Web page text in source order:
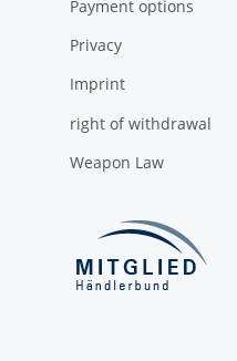
Payment options
Privacy
Imprint
right of withdrawal
Weapon Law